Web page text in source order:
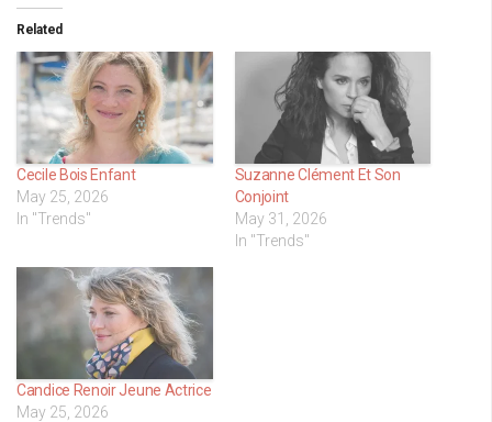
Related
Cecile Bois Enfant
May 25, 2026
In "Trends"
Suzanne Clément Et Son
Conjoint
May 31, 2026
In "Trends"
Candice Renoir Jeune Actrice
May 25, 2026